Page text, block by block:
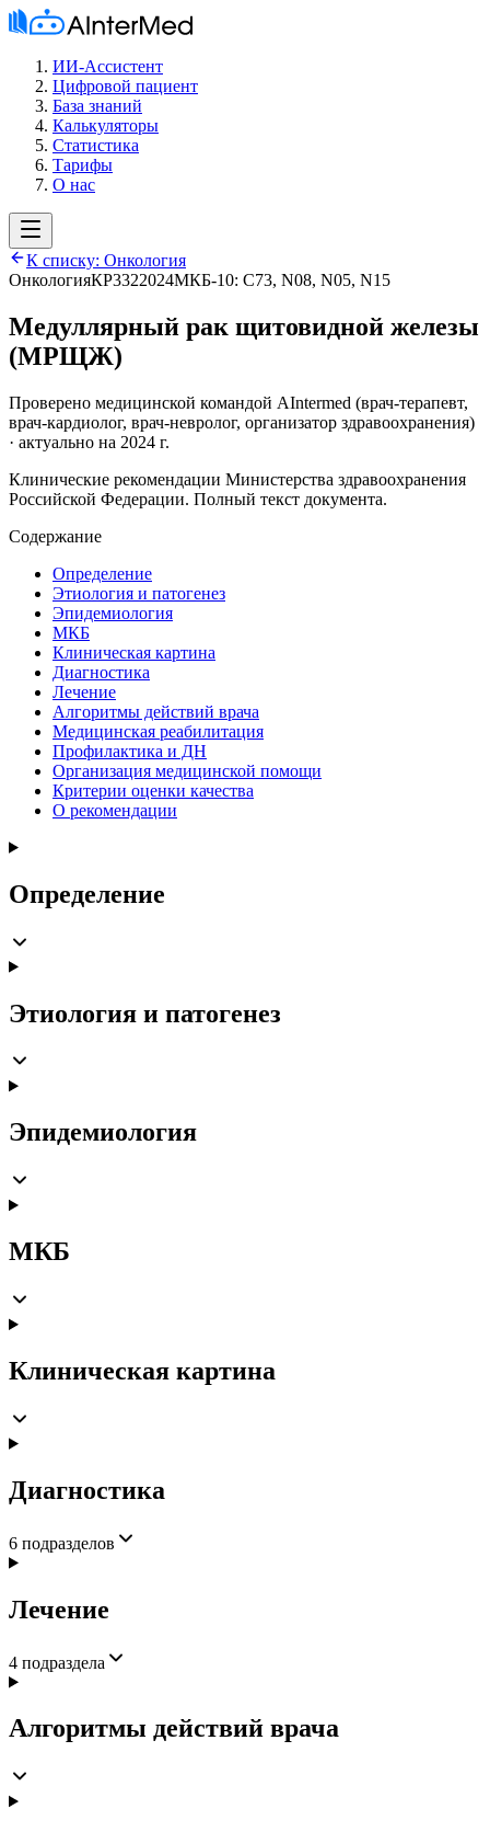
ИИ-Ассистент
Цифровой пациент
База знаний
Калькуляторы
Статистика
Тарифы
О нас
К списку: Онкология
ОнкологияКР3322024МКБ-10: C73, N08, N05, N15
Медуллярный рак щитовидной железы
(МРЩЖ)
Проверено медицинской командой AIntermed (врач-терапевт,
врач-кардиолог, врач-невролог, организатор здравоохранения)
· актуально на 2024 г.
Клинические рекомендации Министерства здравоохранения
Российской Федерации. Полный текст документа.
Содержание
Определение
Этиология и патогенез
Эпидемиология
МКБ
Клиническая картина
Диагностика
Лечение
Алгоритмы действий врача
Медицинская реабилитация
Профилактика и ДН
Организация медицинской помощи
Критерии оценки качества
О рекомендации
Определение
Этиология и патогенез
Эпидемиология
МКБ
Клиническая картина
Диагностика
6 подразделов
Лечение
4 подраздела
Алгоритмы действий врача